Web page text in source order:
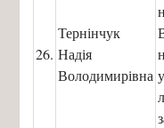
26.
Тернінчук
Надія
Володимирівна